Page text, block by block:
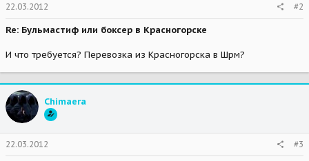
22.03.2012 #2
Re: Бульмастиф или боксер в Красногорске
И что требуется? Перевозка из Красногорска в Шрм?
Chimaera
22.03.2012 #3